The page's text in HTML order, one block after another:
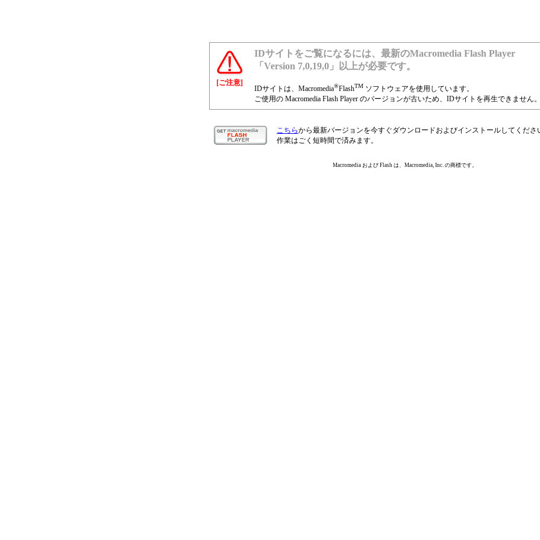
[ご注意]
IDサイトをご覧になるには、最新のMacromedia Flash Player
「Version 7,0,19,0」以上が必要です。
IDサイトは、Macromedia®FlashTM ソフトウェアを使用しています。
ご使用の Macromedia Flash Player のバージョンが古いため、IDサイトを再生できません
こちらから最新バージョンを今すぐダウンロードおよびインストールしてくださ
作業はごく短時間で済みます。
Macromedia および Flash は、Macromedia, Inc. の商標です。